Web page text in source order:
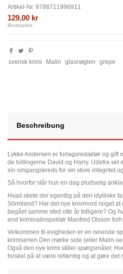
Artikel-Nr. 9788711996911
129,00 kr
Bruttopreis
svensk krimi Malin glasnøglen grepe
Beschreibung
Lykke Andersen er forlagsredaktør og gift
de tvillingerne David og Harry. Udefra set
sin omgangskreds for sin store integritet
Så hvorfor står hun en dag pludselig
Hvad skete der egentlig på den idylliske
Sörmland? Har det nye knivmord noget
begået samme sted otte år tidligere? Og
end kriminalinspektør Manfred Olsson
Velkommen til evigheden er en isnende
krimiserien Den mørke side (eller Malin-
Også den nye krimi stiller spørgsmålet:
forskel på at være refærdig og at gøre det